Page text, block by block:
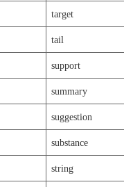
target
tail
support
summary
suggestion
substance
string